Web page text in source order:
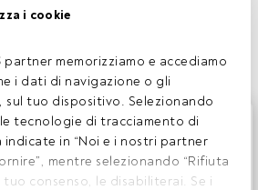
i cookie
partner memorizziamo e accediamo
i dati di navigazione o gli
tuo dispositivo. Selezionando
tecnologie di tracciamento di
in “Noi e i nostri partner
mentre selezionando “Rifiuta
consenso, le disabiliterai. Se i
agli utenti FundsPeople. Se
tramite il pulsante Login. Se non
ti invitiamo a registrarti per scoprire
ha da offrire.